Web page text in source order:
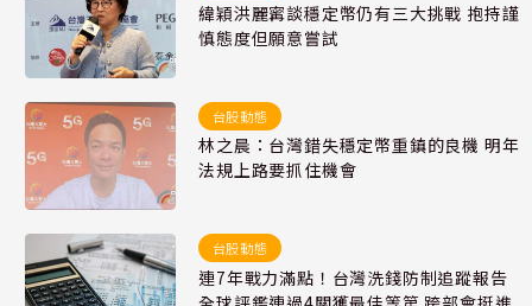
緯穎洪麗寗談穩定幣仍有三大挑戰 抱持謹
慎態度但願意嘗試
台股動態
林之晨：台灣錯失穩定幣重鎮的良機 明年
法規上路要抓住機會
台股動態
連7年戰力滿點！台灣洗錢防制追蹤報告